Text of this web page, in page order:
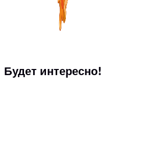
Будет интересно!